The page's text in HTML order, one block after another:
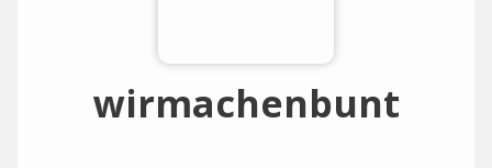
wirmachenbunt